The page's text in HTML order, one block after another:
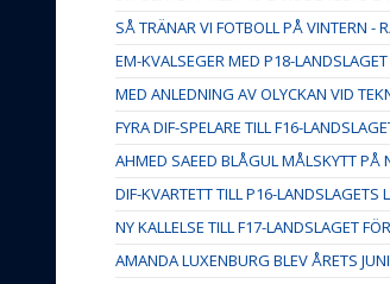
SÅ TRÄNAR VI FOTBOLL PÅ VINTERN -
EM-KVALSEGER MED P18-
MED ANLEDNING AV OLYCKAN VID
FYRA DIF-SPELARE TILL F16-
AHMED SAEED BLÅGUL MÅLSKYTT PÅ
DIF-KVARTETT TILL P16-LANDSLAGETS
NY KALLELSE TILL F17-LANDSLAGET
AMANDA LUXENBURG BLEV ÅRETS